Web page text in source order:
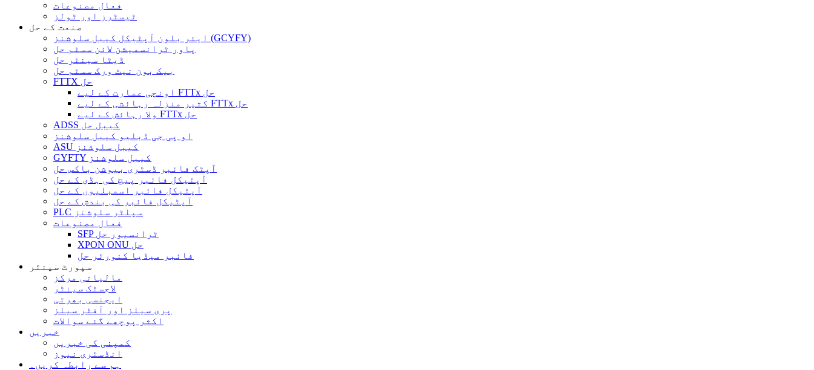
فعال مصنوعات
ٹیسٹرز اور ٹولز
صنعت کے حل
ایئر بلون آپٹیکل کیبل سلوشنز (GCYFY)
پاور ٹرانسمیشن لائن سسٹم حل
ڈیٹا سینٹر حل
بیک بون نیٹ ورک سسٹم حل
FTTX حل
اونچی عمارت کے لیے FTTx حل
کثیر منزلہ رہائشی کے لیے FTTx حل
ولا رہائش کے لیے FTTx حل
ADSS کیبل حل
او پی جی ڈبلیو کیبل سلوشنز
ASU کیبل سلوشنز
GYFTY کیبل سلوشنز
آپٹک فائبر ڈسٹری بیوشن باکس حل
آپٹیکل فائبر پیچ کی ہڈی کے حل
آپٹیکل فائبر اسمبلیوں کے حل
آپٹیکل فائبر کی بندش کے حل
PLC سپلٹر سلوشنز
فعال مصنوعات
SFP ٹرانسیور حل
XPON ONU حل
فائبر میڈیا کنورٹر حل
سپورٹ سینٹر
مالیاتی مرکز
لاجسٹک سینٹر
ایجنسی بھرتی
پری سیلز اور آفٹر سیلز
اکثر پوچھے گئے سوالات
خبریں
کمپنی کی خبریں
انڈسٹری نیوز
ہم سے رابطہ کریں۔